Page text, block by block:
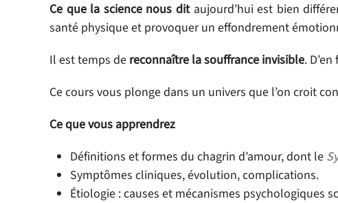
Ce que la science nous ditaujourd’hui est bien
santé physique et provoquer un effondrement
Il est temps de reconnaître la souffrance invisible.
Ce cours vous plonge dans un univers que l’on croit
Ce que vous apprendrez
Définitions et formes du chagrin d’amour, dont le
Symptômes cliniques, évolution, complications.
Étiologie : causes et mécanismes psychologiques